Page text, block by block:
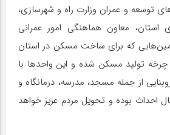
توسعه و عمران وزارت راه و شهرسازی،
استان، معاون هماهنگی امور عمرانی
که برای ساخت مسکن در استان
چرخه تولید مسکن شده و این واحدها با
از جمله مسجد، مدرسه، درمانگاه و
احداث بوده و تحویل مردم عزیز خواهد